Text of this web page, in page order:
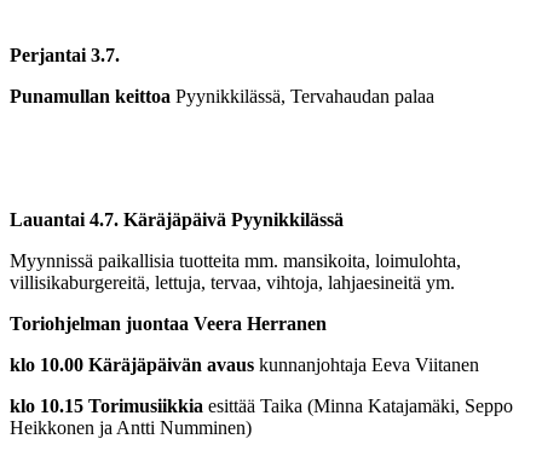
Perjantai 3.7.
Punamullan keittoa Pyynikkilässä, Tervahaudan palaa
Lauantai 4.7. Käräjäpäivä Pyynikkilässä
Myynnissä paikallisia tuotteita mm. mansikoita, loimulohta,
villisikaburgereitä, lettuja, tervaa, vihtoja, lahjaesineitä ym.
Toriohjelman juontaa Veera Herranen
klo 10.00 Käräjäpäivän avaus kunnanjohtaja Eeva Viitanen
klo 10.15 Torimusiikkia esittää Taika (Minna Katajamäki, Seppo
Heikkonen ja Antti Numminen)